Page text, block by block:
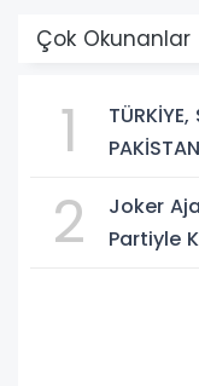
Çok Okunanlar
1
2
Joker
Partiyle